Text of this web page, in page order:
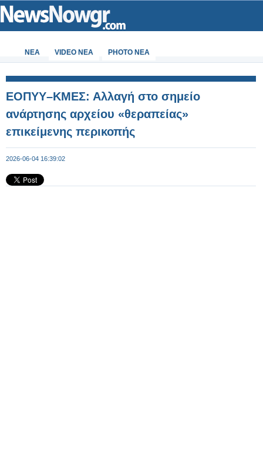
ΝΕΑ VIDEO NEA PHOTO NEA
ΕΟΠΥΥ–ΚΜΕΣ: Αλλαγή στο σημείο
ανάρτησης αρχείου «θεραπείας»
επικείμενης περικοπής
2026-06-04 16:39:02